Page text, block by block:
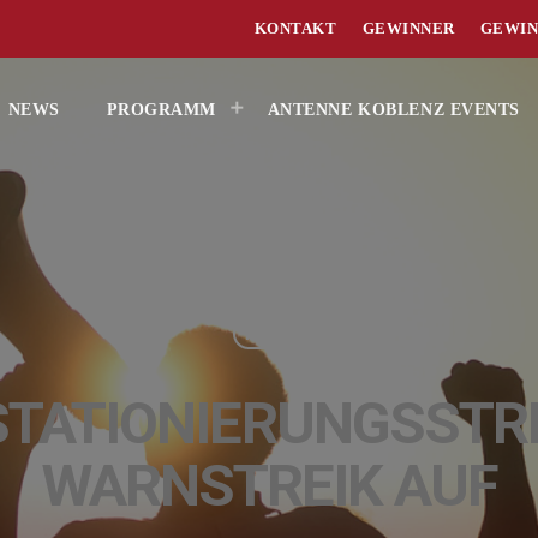
KONTAKT GEWINNER
NEWS PROGRAMM ANTENNE KOBLENZ EVENTS
NEWS
WARNSTREIK AUF